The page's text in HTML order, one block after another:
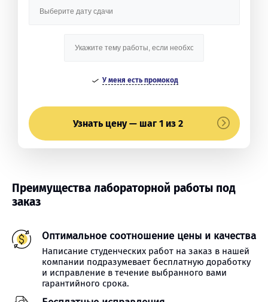
У меня есть промокод
Узнать цену — шаг 1 из 2
Преимущества лабораторной работы под
заказ
Оптимальное соотношение цены и качества
Написание студенческих работ на заказ в нашей
компании подразумевает бесплатную доработку
и исправление в течение выбранного вами
гарантийного срока.